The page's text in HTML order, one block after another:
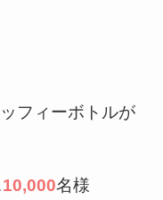
フィーボトルが
10,000名様